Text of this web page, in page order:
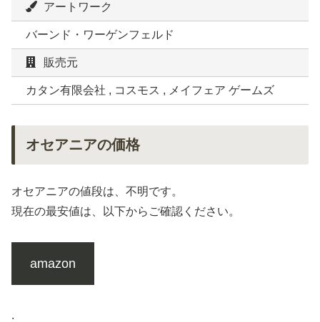
アートワーク
バーンド・ワーゲンフェルド
販売元
カタン有限会社 , コスモス , メイフェア ゲームズ
オセアニアの価格
オセアニアの値段は、不明です。
現在の最安値は、以下からご確認ください。
amazon
.